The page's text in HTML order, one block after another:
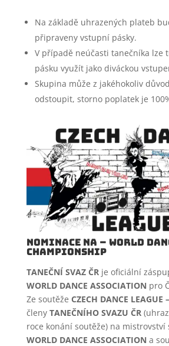
Na základě uhrazených plateb
připraveny vstupní pásky.
V případě neúčasti tanečníka lze
pásku využít jako diváckou
Skupina může z jakéhokoliv
odstoupit, storno poplatek je
NOMINACE NA – WORLD
CHAMPIONSHIP
TANEČNÍ SVAZ ČRje oficiální
WORLD DANCE ASSOCIATION pro
Ze soutěže CZECH DANCE LEAGUE –
členy TANEČNÍHO SVAZU ČR
roce konání soutěže) na mistrovství
WORLD DANCE ASSOCIATION a